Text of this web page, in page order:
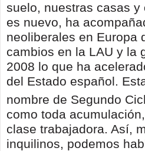
suelo, nuestras casas
es nuevo, ha
neoliberales en Europa
cambios en la LAU y la
2008 lo que ha
del Estado español.
nombre de Segundo
como toda
clase trabajadora. Así,
inquilinos, podemos